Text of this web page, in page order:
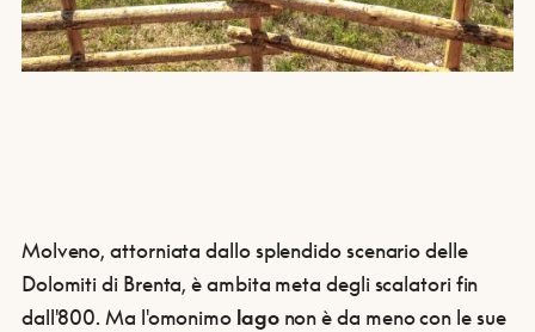
Molveno, attorniata dallo splendido scenario delle
Dolomiti di Brenta, è ambita meta degli scalatori fin
dall'800. Ma l'omonimo lagonon è da meno con le sue